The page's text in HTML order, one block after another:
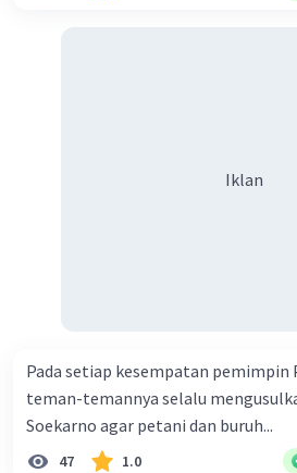
Iklan
Pada setiap kesempatan pemimpin
teman-temannya selalu
Soekarno agar petani dan buruh...
47 1.0